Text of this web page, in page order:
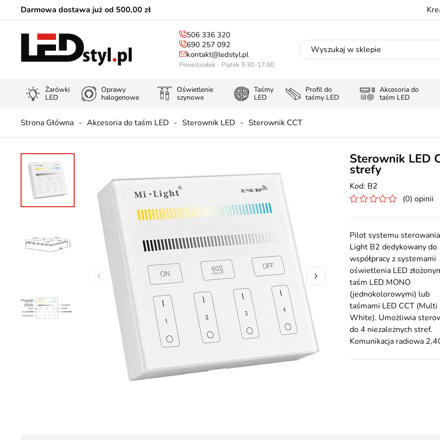
Darmowa dostawa już od 500,00 zł
506 336 320
690 257 092
kontakt@ledstyl.pl
Poniedziałek - Piątek 9:30-17:00
Żarówki
LED
Oprawy
halogenowe
Oświetlenie
szynowe
Taśmy
LED
Profil do
taśmy LED
Akcesoria do
taśm LED
Strona Główna Akcesoria do taśm LED Sterownik LED Sterownik CCT
Sterownik LED
strefy
B2
(0) opinii
Pilot systemu
Light B2 dedykowany do
współpracy z systemami
oświetlenia LED
taśm LED MONO
(jednokolorowymi) lub
taśmami LED CCT (Multi
White). Umożliwia
do 4 niezależnych stref.
Komunikacja radiowa